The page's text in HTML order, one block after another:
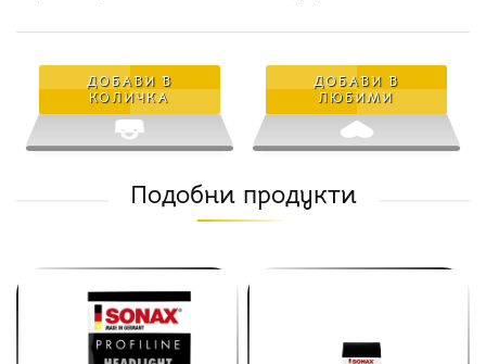
ДОБАВИ В
КОЛИЧКА
ДОБАВИ В
ЛЮБИМИ
Подобни продукти